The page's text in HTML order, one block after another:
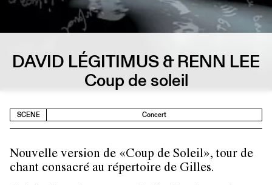
DAVID LÉGITIMUS & RENN LEE
Coup de soleil
SCENE Concert
Nouvelle version de «Coup de Soleil», tour de
chant consacré au répertoire de Gilles.